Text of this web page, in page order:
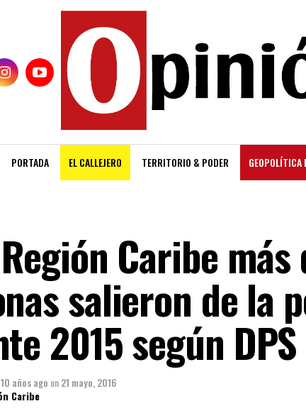
PORTADA EL CALLEJERO TERRITORIO & PODER GEOPOLÍTICA
Caribe
salieron de la
2015 según DPS
10 años ago on21 mayo, 2016
Caribe